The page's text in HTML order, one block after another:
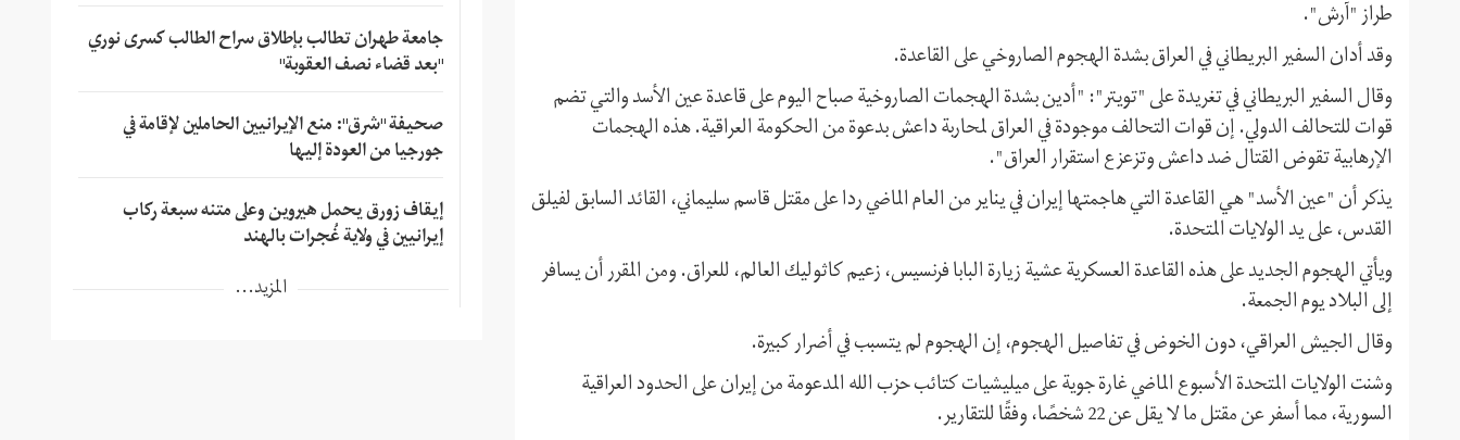
طراز "آرش".
وقد أدان السفير البريطاني في العراق بشدة الهجوم الصاروخي على القاعدة.
وقال السفير البريطاني في تغريدة على "تويتر": "أدين بشدة الهجمات الصاروخية صباح اليوم على قاعدة عين الأسد والتي تضم
قوات للتحالف الدولي. إن قوات التحالف موجودة في العراق لمحاربة داعش بدعوة من الحكومة العراقية. هذه الهجمات
الإرهابية تقوض القتال ضد داعش وتزعزع استقرار العراق".
يذكر أن "عين الأسد" هي القاعدة التي هاجمتها إيران في يناير من العام الماضي ردا على مقتل قاسم سليماني، القائد السابق لفيلق
القدس، على يد الولايات المتحدة.
ويأتي الهجوم الجديد على هذه القاعدة العسكرية عشية زيارة البابا فرنسيس، زعيم كاثوليك العالم، للعراق. ومن المقرر أن يسافر
إلى البلاد يوم الجمعة.
وقال الجيش العراقي، دون الخوض في تفاصيل الهجوم، إن الهجوم لم يتسبب في أضرار كبيرة.
وشنت الولايات المتحدة الأسبوع الماضي غارة جوية على ميليشيات كتائب حزب الله المدعومة من إيران على الحدود العراقية
السورية، مما أسفر عن مقتل ما لا يقل عن 22 شخصًا، وفقًا للتقارير.
جامعة طهران تطالب بإطلاق سراح الطالب كسرى نوري
"بعد قضاء نصف العقوبة"
صحيفة "شرق": منع الإيرانيين الحاملين لإقامة في
جورجيا من العودة إليها
إيقاف زورق يحمل هيروين وعلى متنه سبعة ركاب
إيرانيين في ولاية غُجرات بالهند
المزيد...